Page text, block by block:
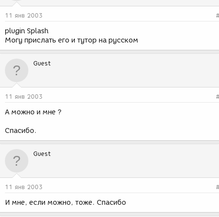
11 янв 2003
plugin Splash
Могу прислать его и тутор на русском
Guest
11 янв 2003
А можно и мне ?
Спасибо.
Guest
11 янв 2003
И мне, если можно, тоже. Спасибо